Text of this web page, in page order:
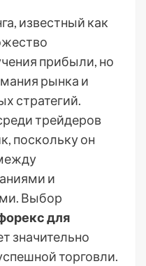
известный как
прибыли, но
рынка и
стратегий.
трейдеров
поскольку он
и
Выбор
для
значительно
торговли.